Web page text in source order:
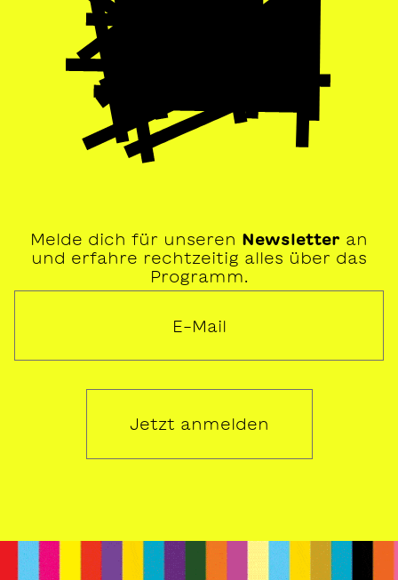
Melde dich für unseren Newsletter an
und erfahre rechtzeitig alles über das
Programm.